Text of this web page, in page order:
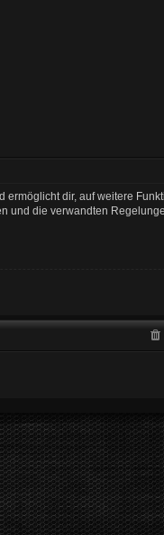
dir, auf weitere
die verwandten